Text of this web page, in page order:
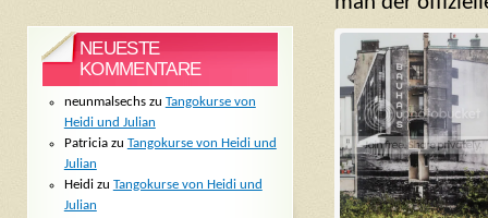
NEUESTE
KOMMENTARE
neunmalsechszu Tangokurse von
Heidi und Julian
Patriciazu Tangokurse von Heidi und
Julian
Heidizu Tangokurse von Heidi und
Julian